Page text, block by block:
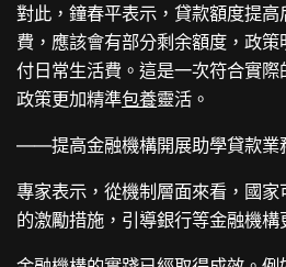
對此，鐘春平表示，貸款額度提
費，應該會有部分剩余額度，政
付日常生活費。這是一次符合實
政策更加精準包養靈活。
——提高金融機構開展助學貸款業
專家表示，從機制層面來看，國
的激勵措施，引導銀行等金融機構